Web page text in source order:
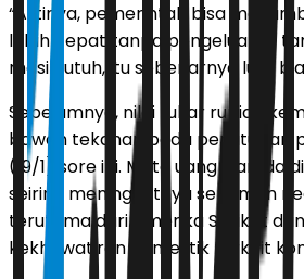
“Artinya, pemerintah bisa
lebih cepat tanpa pengeluaran
masih utuh, itu sebenarnya luar
Sebelumnya, nilai tukar rupiah
bawah tekanan pada penutupan
(19/1) sore ini. Mata uang Garuda
seiring meningkatnya sentimen
terutama dari Amerika Serikat
kekhawatiran domestik terkait